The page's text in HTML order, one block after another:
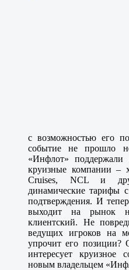
с возможностью его
событие не прошло
«Инфлот» поддержали
круизные компании –
Cruises, NCL и
динамические тарифы
подтверждения. И
выходит на рынок
клиентский. Не
ведущих игроков на
упрочит его
интересует круизное
новым владельцем